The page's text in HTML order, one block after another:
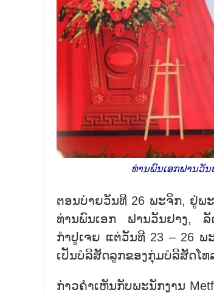
ທ່ານພົນເອກຟານວັນ
ຕອນບ່າຍວັນທີ 26 ພະຈິກ, ຢູ່ພ
ທ່ານພົນເອກ ຟານວັນຢາງ,
ກຳປູເຈຍ ແຕ່ວັນທີ 23 – 26 ພ
ເປັນບໍລິສັດລູກຂອງກຸ່ມບໍລິສັດໂ
ກ່າວຄຳເຫັນກັບພະນັກງານ